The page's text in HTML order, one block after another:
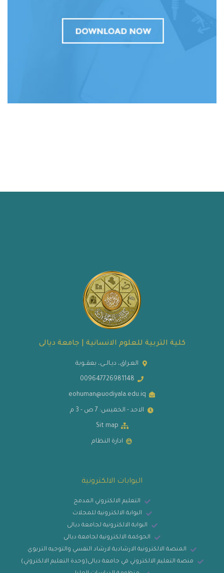
كلية التربية للعلوم الانسانية | جامعة ديالى
العـراق، ديـالــى، بعقــوبة
009647726981148
eohuman@uodiyala.edu.iq
الاحد - الخميس: 7 ص - 3 م
Sit map
ادارة النظام
البوابات الالكترونية
التعليم الالكتروني المدمج
البوابة الالكترونية للمجلات
البوابة الالكترونية لجامعة ديالى
الحوكمة الالكترونية لجامعة ديالى
المنصة الالكترونية الارشادية لارشاد النفسي والتوجيه التربوي
منصة التعليم الالكتروني في جامعة ديالى(وحدة التعليم الالكتروني)